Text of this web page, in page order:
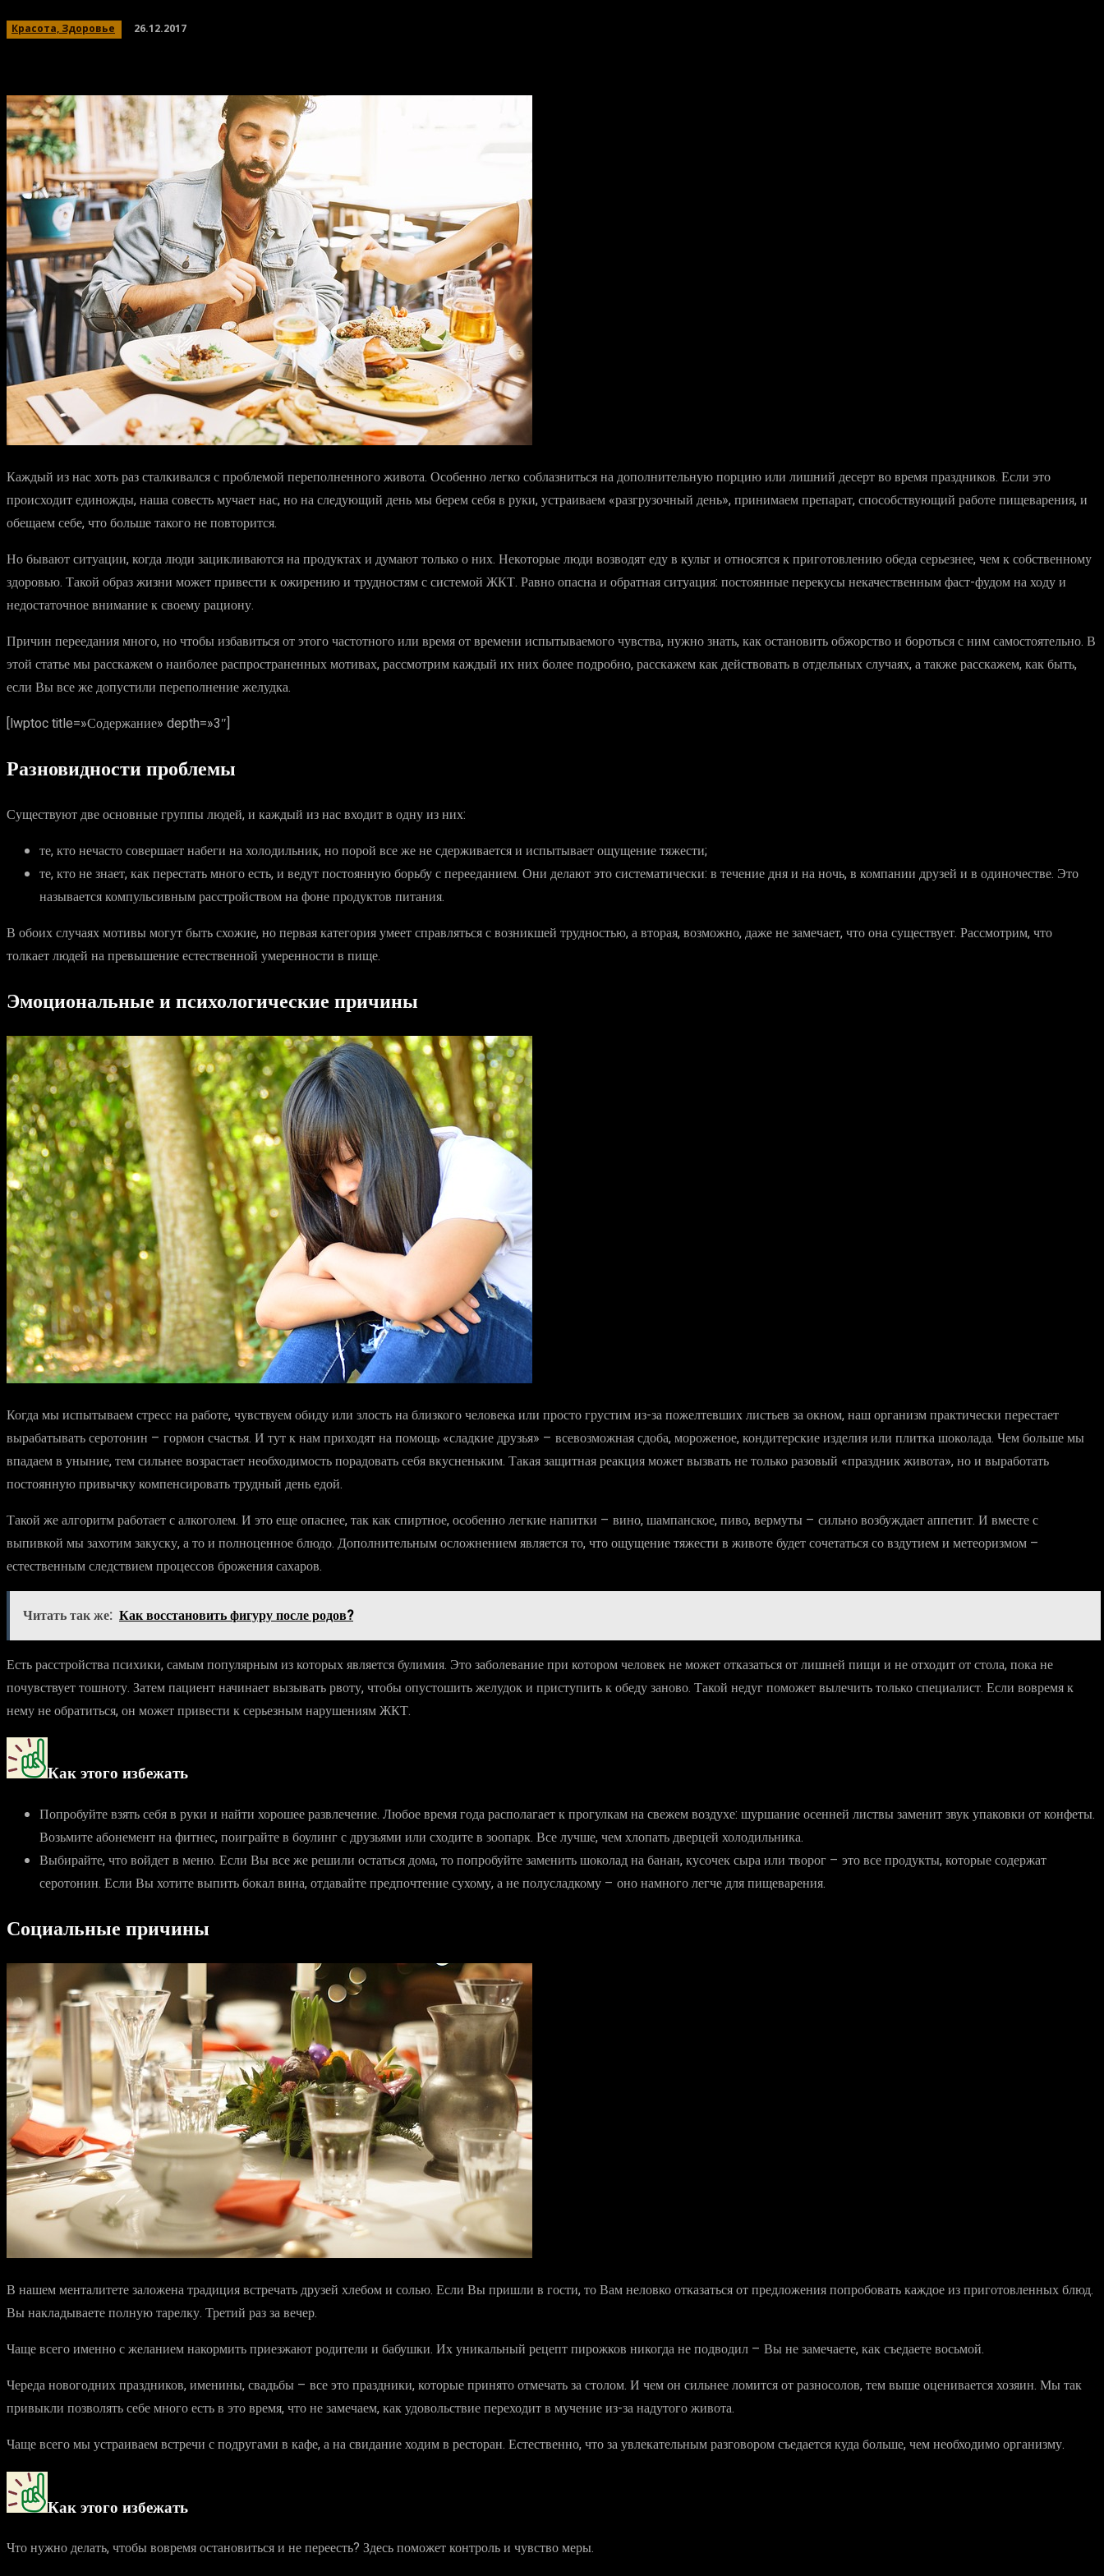
Красота, Здоровье 26.12.2017
Каждый из нас хоть раз сталкивался с проблемой переполненного живота. Особенно легко соблазниться на дополнительную порцию или лишний десерт во время праздников. Если это
происходит единожды, наша совесть мучает нас, но на следующий день мы берем себя в руки, устраиваем «разгрузочный день», принимаем препарат, способствующий работе пищеварения, и
обещаем себе, что больше такого не повторится.
Но бывают ситуации, когда люди зацикливаются на продуктах и думают только о них. Некоторые люди возводят еду в культ и относятся к приготовлению обеда серьезнее, чем к собственному
здоровью. Такой образ жизни может привести к ожирению и трудностям с системой ЖКТ. Равно опасна и обратная ситуация: постоянные перекусы некачественным фаст-фудом на ходу и
недостаточное внимание к своему рациону.
Причин переедания много, но чтобы избавиться от этого частотного или время от времени испытываемого чувства, нужно знать, как остановить обжорство и бороться с ним самостоятельно. В
этой статье мы расскажем о наиболее распространенных мотивах, рассмотрим каждый их них более подробно, расскажем как действовать в отдельных случаях, а также расскажем, как быть,
если Вы все же допустили переполнение желудка.
[lwptoc title=»Содержание» depth=»3″]
Разновидности проблемы
Существуют две основные группы людей, и каждый из нас входит в одну из них:
те, кто нечасто совершает набеги на холодильник, но порой все же не сдерживается и испытывает ощущение тяжести;
те, кто не знает, как перестать много есть, и ведут постоянную борьбу с перееданием. Они делают это систематически: в течение дня и на ночь, в компании друзей и в одиночестве. Это
называется компульсивным расстройством на фоне продуктов питания.
В обоих случаях мотивы могут быть схожие, но первая категория умеет справляться с возникшей трудностью, а вторая, возможно, даже не замечает, что она существует. Рассмотрим, что
толкает людей на превышение естественной умеренности в пище.
Эмоциональные и психологические причины
Когда мы испытываем стресс на работе, чувствуем обиду или злость на близкого человека или просто грустим из-за пожелтевших листьев за окном, наш организм практически перестает
вырабатывать серотонин – гормон счастья. И тут к нам приходят на помощь «сладкие друзья» – всевозможная сдоба, мороженое, кондитерские изделия или плитка шоколада. Чем больше мы
впадаем в уныние, тем сильнее возрастает необходимость порадовать себя вкусненьким. Такая защитная реакция может вызвать не только разовый «праздник живота», но и выработать
постоянную привычку компенсировать трудный день едой.
Такой же алгоритм работает с алкоголем. И это еще опаснее, так как спиртное, особенно легкие напитки – вино, шампанское, пиво, вермуты – сильно возбуждает аппетит. И вместе с
выпивкой мы захотим закуску, а то и полноценное блюдо. Дополнительным осложнением является то, что ощущение тяжести в животе будет сочетаться со вздутием и метеоризмом –
естественным следствием процессов брожения сахаров.
Читать так же: Как восстановить фигуру после родов?
Есть расстройства психики, самым популярным из которых является булимия. Это заболевание при котором человек не может отказаться от лишней пищи и не отходит от стола, пока не
почувствует тошноту. Затем пациент начинает вызывать рвоту, чтобы опустошить желудок и приступить к обеду заново. Такой недуг поможет вылечить только специалист. Если вовремя к
нему не обратиться, он может привести к серьезным нарушениям ЖКТ.
Как этого избежать
Попробуйте взять себя в руки и найти хорошее развлечение. Любое время года располагает к прогулкам на свежем воздухе: шуршание осенней листвы заменит звук упаковки от конфеты.
Возьмите абонемент на фитнес, поиграйте в боулинг с друзьями или сходите в зоопарк. Все лучше, чем хлопать дверцей холодильника.
Выбирайте, что войдет в меню. Если Вы все же решили остаться дома, то попробуйте заменить шоколад на банан, кусочек сыра или творог – это все продукты, которые содержат
серотонин. Если Вы хотите выпить бокал вина, отдавайте предпочтение сухому, а не полусладкому – оно намного легче для пищеварения.
Социальные причины
В нашем менталитете заложена традиция встречать друзей хлебом и солью. Если Вы пришли в гости, то Вам неловко отказаться от предложения попробовать каждое из приготовленных блюд.
Вы накладываете полную тарелку. Третий раз за вечер.
Чаще всего именно с желанием накормить приезжают родители и бабушки. Их уникальный рецепт пирожков никогда не подводил – Вы не замечаете, как съедаете восьмой.
Череда новогодних праздников, именины, свадьбы – все это праздники, которые принято отмечать за столом. И чем он сильнее ломится от разносолов, тем выше оценивается хозяин. Мы так
привыкли позволять себе много есть в это время, что не замечаем, как удовольствие переходит в мучение из-за надутого живота.
Чаще всего мы устраиваем встречи с подругами в кафе, а на свидание ходим в ресторан. Естественно, что за увлекательным разговором съедается куда больше, чем необходимо организму.
Как этого избежать
Что нужно делать, чтобы вовремя остановиться и не переесть? Здесь поможет контроль и чувство меры.